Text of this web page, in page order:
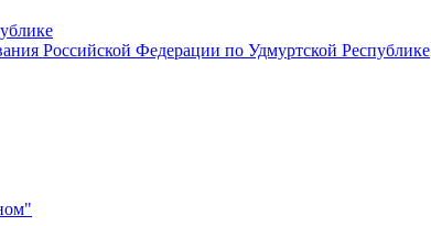
Российской Федерации по Удмуртской Республике